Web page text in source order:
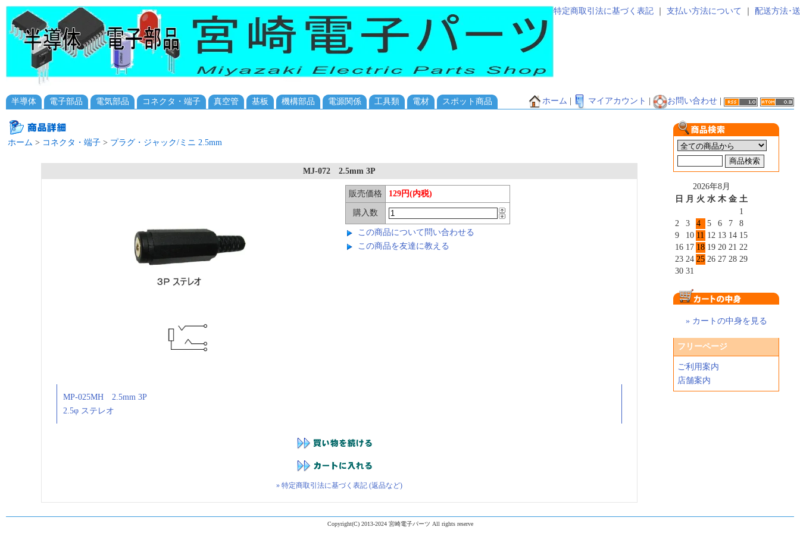
特定商取引法に基づく表記 支払い方法について 配送方法･
半導体 電子部品 電気部品 コネクタ・端子 真空管 基板 機構部品 電源関係 工具類 電材 スポット商品 ホーム マイアカウント お問い合わせ
ホーム > コネクタ・端子 > プラグ・ジャック/ミニ 2.5mm
MJ-072 2.5mm 3P
販売価格 129円(内税)
購入数
この商品について問い合わせる
この商品を友達に教える
MP-025MH 2.5mm 3P
2.5φ ステレオ
» 特定商取引法に基づく表記 (返品など)
2026年8月
日 月 火 水 木 金 土
1
2
3 4 5 6 7
8
9
10 11 12 13 14 15
16 17 18 19 20 21 22
23 24 25 26 27 28 29
30 31
» カートの中身を見る
フリーページ
ご利用案内
店舗案内
Copyright(C) 2013-2024 宮崎電子パーツ All rights reserve